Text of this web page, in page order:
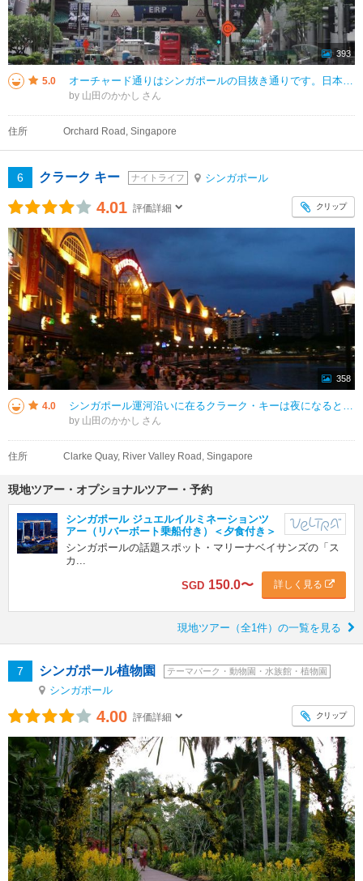
393
5.0 オーチャード通りはシンガポールの目抜き通りです。日本で言えば銀座通りのような賑やかなショピング街で、いつも多くのシンガポールリアンやシンガポールへ旅行へ来る観光客が必ずと言ってよい程ショピングへ来る通りです。通りには高い木
by 山田のかかし
住所 Orchard Road, Singapore
6 クラーク キー ナイトライフ シンガポール
4.01 評価詳細 クリップ
358
4.0 シンガポール運河沿いに在るクラーク・キーは夜になると飲食街の出店が営業を始めます。シンガポールリンの人気のエリアで夕涼みがてらに深夜まで飲食に行きますし、昨今はシンガポールの観光に来る海外からの人々も訪れています。運河沿い
by 山田のかかし
住所 Clarke Quay, River Valley Road, Singapore
現地ツアー・オプショナルツアー・予約
シンガポール ジュエルイルミネーションツ
アー（リバーボート乗船付き）＜夕食付き＞
シンガポールの話題スポット・マリーナベイサンズの「ス
カ...
SGD 150.0〜 詳しく見る
現地ツアー（全1件）の一覧を見る
7 シンガポール植物園 テーマパーク・動物園・水族館・植物園
シンガポール
4.00 評価詳細 クリップ